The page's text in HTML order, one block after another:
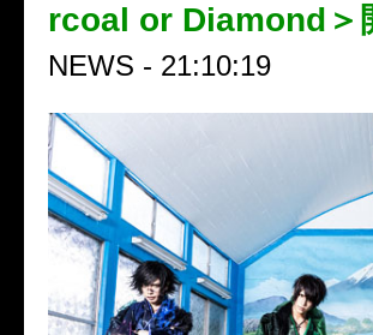
rcoal or Diamond＞
NEWS - 21:10:19